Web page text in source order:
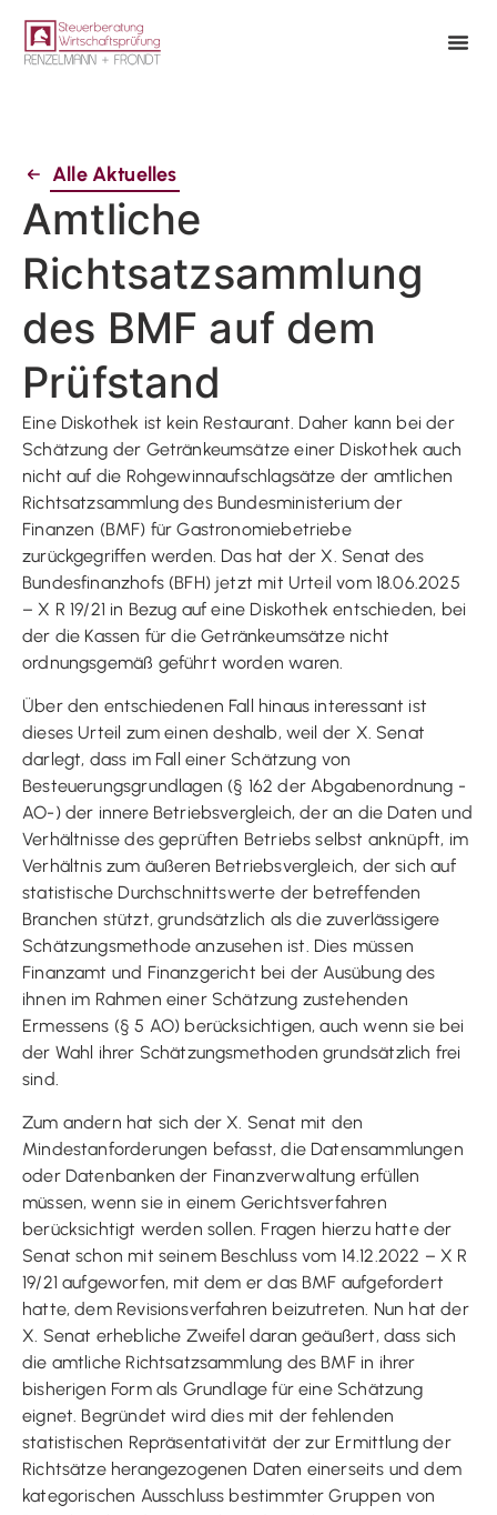
Alle Aktuelles
Amtliche
Richtsatzsammlung
des BMF auf dem
Prüfstand
Eine Diskothek ist kein Restaurant. Daher kann bei der
Schätzung der Getränkeumsätze einer Diskothek auch
nicht auf die Rohgewinnaufschlagsätze der amtlichen
Richtsatzsammlung des Bundesministerium der
Finanzen (BMF) für Gastronomiebetriebe
zurückgegriffen werden. Das hat der X. Senat des
Bundesfinanzhofs (BFH) jetzt mit Urteil vom 18.06.2025
– X R 19/21 in Bezug auf eine Diskothek entschieden, bei
der die Kassen für die Getränkeumsätze nicht
ordnungsgemäß geführt worden waren.
Über den entschiedenen Fall hinaus interessant ist
dieses Urteil zum einen deshalb, weil der X. Senat
darlegt, dass im Fall einer Schätzung von
Besteuerungsgrundlagen (§ 162 der Abgabenordnung -
AO-) der innere Betriebsvergleich, der an die Daten und
Verhältnisse des geprüften Betriebs selbst anknüpft, im
Verhältnis zum äußeren Betriebsvergleich, der sich auf
statistische Durchschnittswerte der betreffenden
Branchen stützt, grundsätzlich als die zuverlässigere
Schätzungsmethode anzusehen ist. Dies müssen
Finanzamt und Finanzgericht bei der Ausübung des
ihnen im Rahmen einer Schätzung zustehenden
Ermessens (§ 5 AO) berücksichtigen, auch wenn sie bei
der Wahl ihrer Schätzungsmethoden grundsätzlich frei
sind.
Zum andern hat sich der X. Senat mit den
Mindestanforderungen befasst, die Datensammlungen
oder Datenbanken der Finanzverwaltung erfüllen
müssen, wenn sie in einem Gerichtsverfahren
berücksichtigt werden sollen. Fragen hierzu hatte der
Senat schon mit seinem Beschluss vom 14.12.2022 – X R
19/21 aufgeworfen, mit dem er das BMF aufgefordert
hatte, dem Revisionsverfahren beizutreten. Nun hat der
X. Senat erhebliche Zweifel daran geäußert, dass sich
die amtliche Richtsatzsammlung des BMF in ihrer
bisherigen Form als Grundlage für eine Schätzung
eignet. Begründet wird dies mit der fehlenden
statistischen Repräsentativität der zur Ermittlung der
Richtsätze herangezogenen Daten einerseits und dem
kategorischen Ausschluss bestimmter Gruppen von